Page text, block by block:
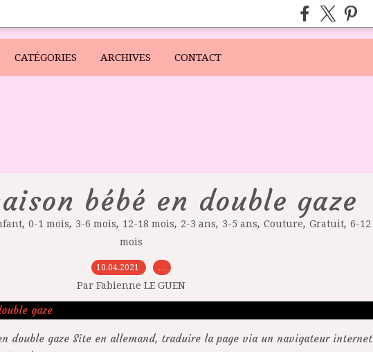
CATÉGORIES ARCHIVES CONTACT
bébé en double gaze
, 0-1 mois, 3-6 mois, 12-18 mois, 2-3 ans, 3-5 ans, Couture, Gratuit, 6-12
mois
10.04.2021 …
Par Fabienne LE GUEN
en double gaze Site en allemand, traduire la page via un navigateur internet